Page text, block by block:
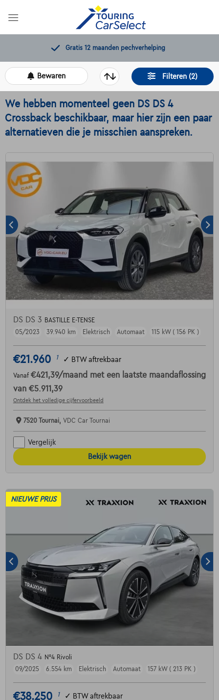
11.000+beschikbare wagens
Filteren (2)
Bewaren
We hebben momenteel geen DS DS 4
Crossback beschikbaar, maar hier zijn een paar
alternatieven die je misschien aanspreken.
DS DS 3 BASTILLE E-TENSE
05/2023
39.940 km Elektrisch Automaat 115 kW ( 156 PK )
€21.960 1 ✓ BTW aftrekbaar
Vanaf €421,39/maand met een laatste maandaflossing
van €5.911,39
Ontdek het volledige cijfervoorbeeld
7520 Tournai, VDC Car Tournai
Vergelijk
Bekijk wagen
NIEUWE PRIJS
DS DS 4 N°4 Rivoli
09/2025
6.554 km Elektrisch Automaat 157 kW ( 213 PK )
€38.250 1 ✓ BTW aftrekbaar